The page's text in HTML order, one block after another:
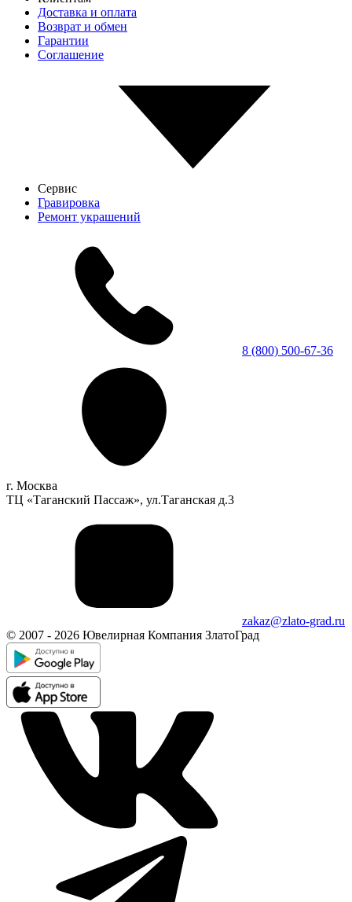
Доставка и оплата
Возврат и обмен
Гарантии
Соглашение
Сервис
Гравировка
Ремонт украшений
8 (800) 500-67-36
г. Москва
ТЦ «Таганский Пассаж», ул.Таганская д.3
zakaz@zlato-grad.ru
© 2007 - 2026 Ювелирная Компания ЗлатоГрад